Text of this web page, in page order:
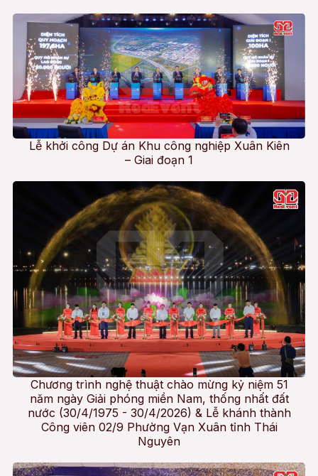
Lễ khởi công Dự án Khu công nghiệp Xuân Kiên
– Giai đoạn 1
Chương trình nghệ thuật chào mừng kỷ niệm 51
năm ngày Giải phóng miền Nam, thống nhất đất
nước (30/4/1975 - 30/4/2026) & Lễ khánh thành
Công viên 02/9 Phường Vạn Xuân tỉnh Thái
Nguyên